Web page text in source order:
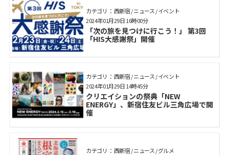
カテゴリ： 西新宿 / ニュース / イベント
「次の旅を見つけに行こう！」 第3回
「HIS大感謝祭」開催
2024年01月29日 16時00分
カテゴリ： 西新宿 / ニュース / イベント
クリエイションの祭典「NEW
ENERGY」、新宿住友ビル三角広場で開
催
2024年01月29日 14時45分
カテゴリ： 西新宿 / ニュース / グルメ